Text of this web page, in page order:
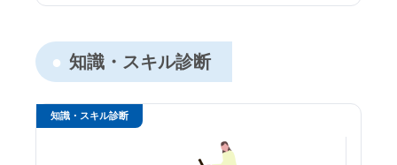
知識・スキル診断
知識・スキル診断